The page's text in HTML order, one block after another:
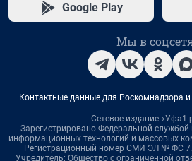
Google Play
Мы в
Контактные данные для Роскомнадзора и
Сетевое издание
Зарегистрировано Федеральной службой
информационных технологий и массовых
Регистрационный номер СМИ ЭЛ № ФС
Учредитель: Общество с ограниченной